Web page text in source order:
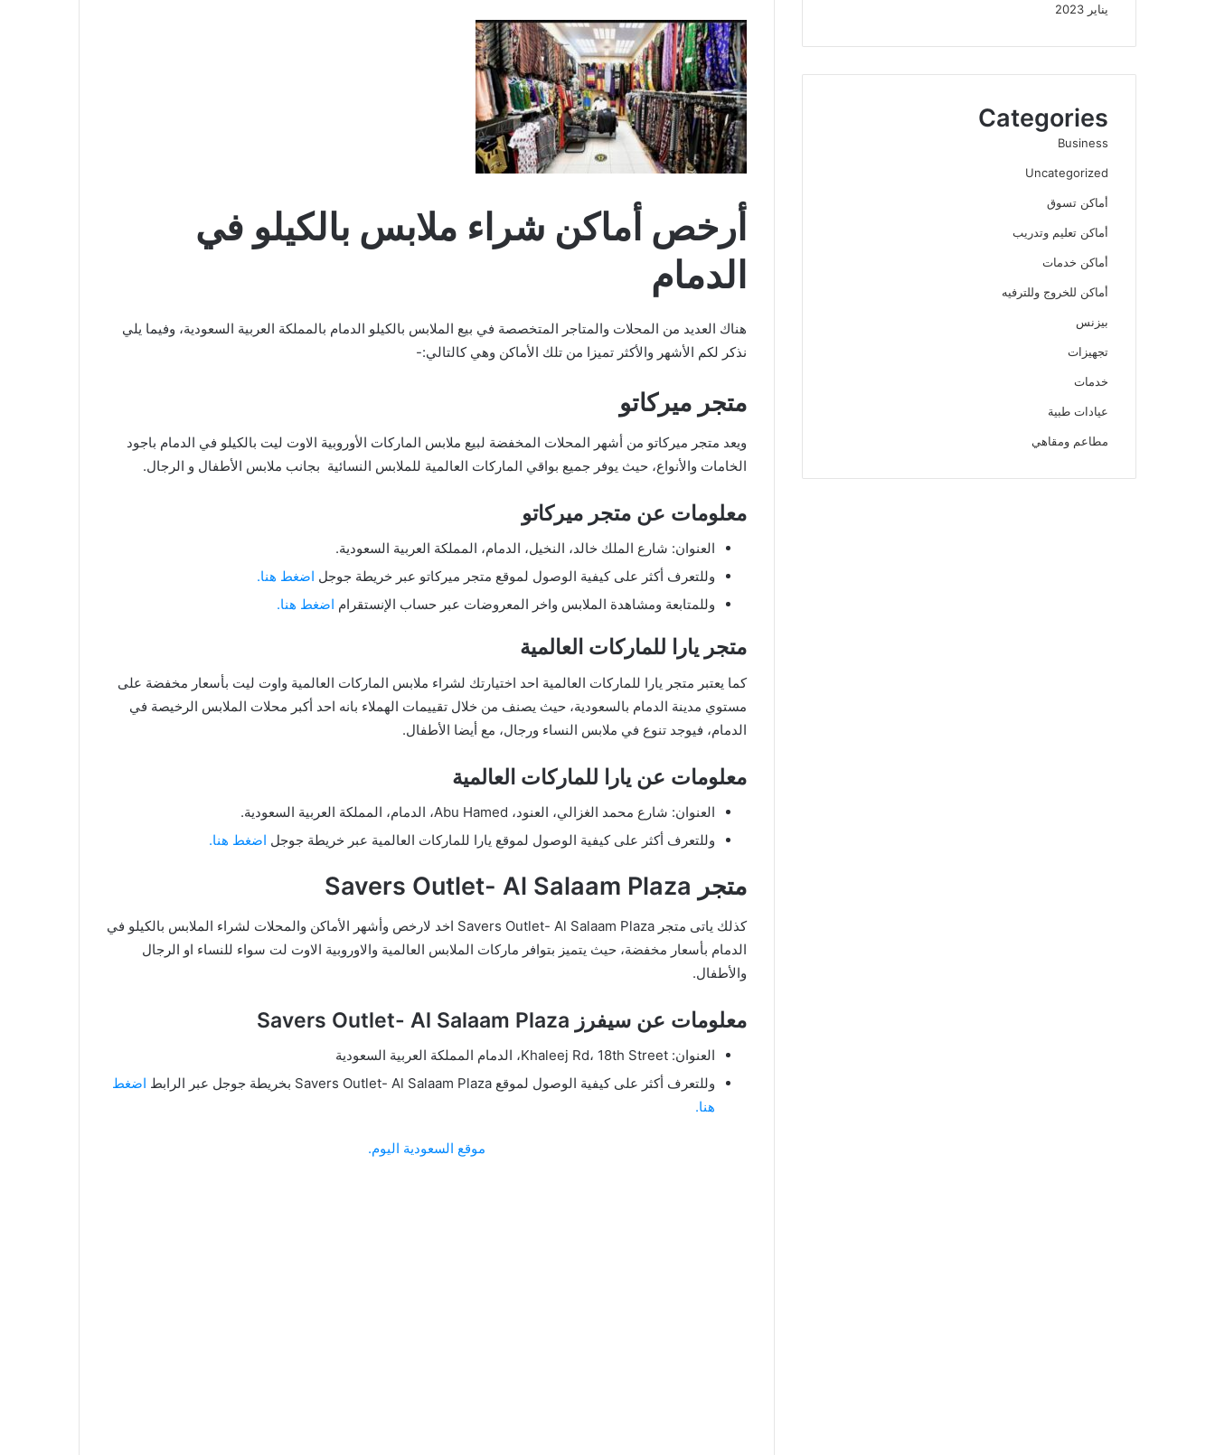
أرخص أماكن شراء ملابس بالكيلو في
الدمام
هناك العديد من المحلات والمتاجر المتخصصة في بيع الملابس بالكيلو الدمام بالمملكة العربية السعودية، وفيما يلي
نذكر لكم الأشهر والأكثر تميزا من تلك الأماكن وهي كالتالي:-
متجر ميركاتو
ويعد متجر ميركاتو من أشهر المحلات المخفضة لبيع ملابس الماركات الأوروبية الاوت ليت بالكيلو في الدمام باجود
الخامات والأنواع، حيث يوفر جميع بواقي الماركات العالمية للملابس النسائية بجانب ملابس الأطفال و الرجال.
معلومات عن متجر ميركاتو
العنوان: شارع الملك خالد، النخيل، الدمام، المملكة العربية السعودية.
وللتعرف أكثر على كيفية الوصول لموقع متجر ميركاتو عبر خريطة جوجل اضغط هنا.
وللمتابعة ومشاهدة الملابس واخر المعروضات عبر حساب الإنستقرام اضغط هنا.
متجر يارا للماركات العالمية
كما يعتبر متجر يارا للماركات العالمية احد اختيارتك لشراء ملابس الماركات العالمية واوت ليت بأسعار مخفضة على
مستوي مدينة الدمام بالسعودية، حيث يصنف من خلال تقييمات الهملاء بانه احد أكبر محلات الملابس الرخيصة في
الدمام، فيوجد تنوع في ملابس النساء ورجال، مع أيضا الأطفال.
معلومات عن يارا للماركات العالمية
العنوان: شارع محمد الغزالي، العنود، Abu Hamed، الدمام، المملكة العربية السعودية.
وللتعرف أكثر على كيفية الوصول لموقع يارا للماركات العالمية عبر خريطة جوجل اضغط هنا.
متجر Savers Outlet- Al Salaam Plaza
كذلك ياتى متجر Savers Outlet- Al Salaam Plaza اخد لارخص وأشهر الأماكن والمحلات لشراء الملابس بالكيلو في
الدمام بأسعار مخفضة، حيث يتميز بتوافر ماركات الملابس العالمية والاوروبية الاوت لت سواء للنساء او الرجال
والأطفال.
معلومات عن سيفرز Savers Outlet- Al Salaam Plaza
العنوان: Khaleej Rd، 18th Street، الدمام المملكة العربية السعودية
وللتعرف أكثر على كيفية الوصول لموقع Savers Outlet- Al Salaam Plaza بخريطة جوجل عبر الرابط
اضغط
هنا.
موقع السعودية اليوم.
يناير 2023
Categories
Business
Uncategorized
أماكن تسوق
أماكن تعليم وتدريب
أماكن خدمات
أماكن للخروج وللترفيه
بيزنس
تجهيزات
خدمات
عيادات طبية
مطاعم ومقاهي